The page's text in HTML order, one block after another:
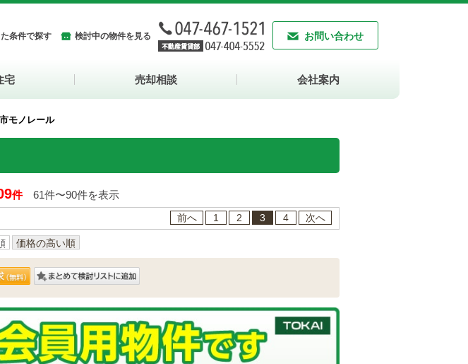
条件で探す 検討中の物件を見る お問い合わせ
宅 売却相談 会社案内
モノレール
件61件〜90件を表示
前へ 1 2 3 4 次へ
価格の高い順